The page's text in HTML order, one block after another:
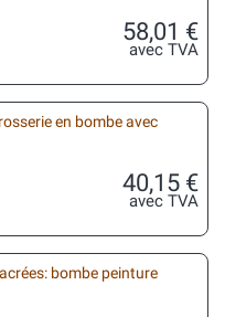
58,01 €
avec TVA
en bombe avec
40,15 €
avec TVA
bombe peinture